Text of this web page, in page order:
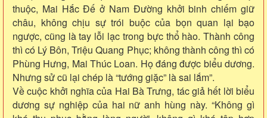
thuộc, Mai Hắc Đế ở Nam Đường khởi binh chiếm giữ
châu, không chịu sự trói buộc của bọn quan lại bạo
ngược, cũng là tay lỗi lạc trong bực thổ hào. Thành công
thì có Lý Bôn, Triệu Quang Phục; không thành công thì có
Phùng Hưng, Mai Thúc Loan. Họ đáng được biểu dương.
Nhưng sử cũ lại chép là “tướng giặc” là sai lắm”.
Về cuộc khởi nghĩa của Hai Bà Trưng, tác giả hết lời biểu
dương sự nghiệp của hai nữ anh hùng này. “Không gì